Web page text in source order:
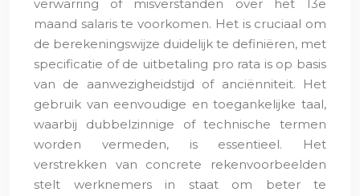
verwarring of misverstanden over het 13e
maand salaris te voorkomen. Het is cruciaal om
de berekeningswijze duidelijk te definiëren, met
specificatie of de uitbetaling pro rata is op basis
van de aanwezigheidstijd of anciënniteit. Het
gebruik van eenvoudige en toegankelijke taal,
waarbij dubbelzinnige of technische termen
worden vermeden, is essentieel. Het
verstrekken van concrete rekenvoorbeelden
stelt werknemers in staat om beter te